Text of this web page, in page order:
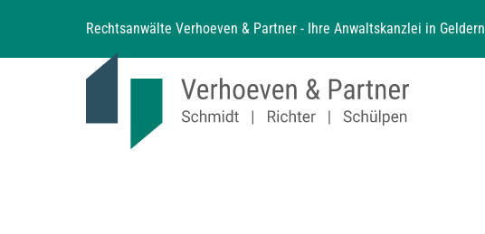
Rechtsanwälte Verhoeven & Partner - Ihre Anwaltskanzlei in Geldern